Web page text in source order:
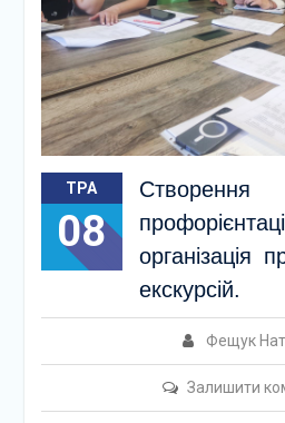
ТРА
08
Створення
організація
екскурсій.
Фещук
Залишити